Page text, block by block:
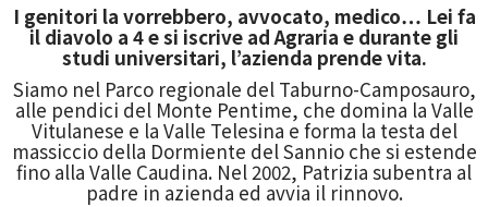
I genitori la vorrebbero, avvocato, medico… Lei fa
il diavolo a 4 e si iscrive ad Agraria e durante gli
studi universitari, l’azienda prende vita.
Siamo nel Parco regionale del Taburno-Camposauro,
alle pendici del Monte Pentime, che domina la Valle
Vitulanese e la Valle Telesina e forma la testa del
massiccio della Dormiente del Sannio che si estende
fino alla Valle Caudina. Nel 2002, Patrizia subentra al
padre in azienda ed avvia il rinnovo.